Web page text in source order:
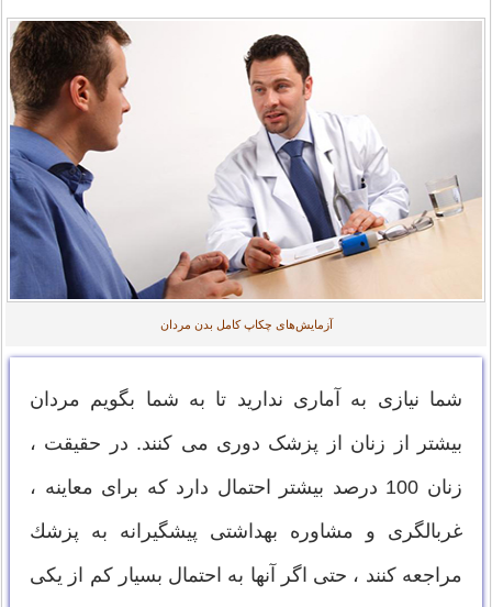
آزمایش‌های چکاپ کامل بدن مردان
شما نیازی به آماری ندارید تا به شما بگویم مردان
بیشتر از زنان از پزشک دوری می کنند. در حقیقت ،
زنان 100 درصد بیشتر احتمال دارد كه برای معاینه ،
غربالگری و مشاوره بهداشتی پیشگیرانه به پزشك
مراجعه كنند ، حتی اگر آنها به احتمال بسیار کم از یکی